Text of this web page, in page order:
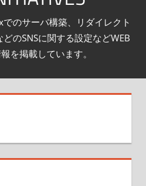
のサーバ構築、リダイレクト
のSNSに関する設定などWEB
を掲載しています。